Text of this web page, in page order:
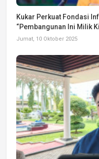
Kukar Perkuat Fondasi
“Pembangunan Ini Milik
Jumat, 10 Oktober 2025